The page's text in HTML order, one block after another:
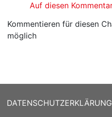
Auf diesen
Kommentieren für diesen
möglich
DATENSCHUTZERKLÄRUNG